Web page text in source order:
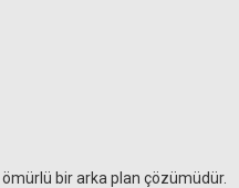
bir arka plan çözümüdür.